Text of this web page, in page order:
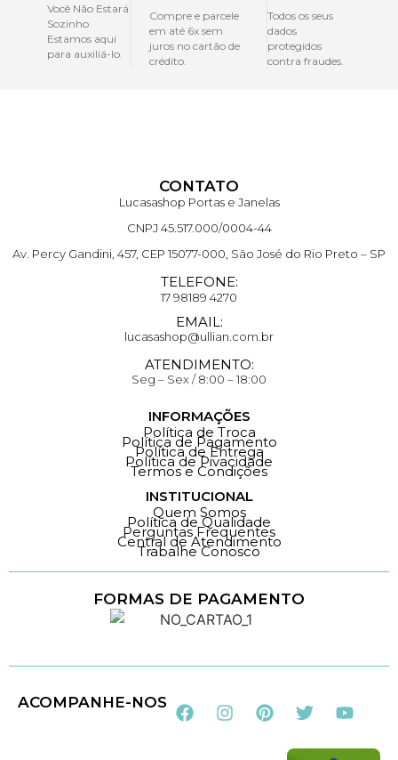
Você Não Estará
Sozinho
Estamos aqui
para auxiliá-lo.
Compre e parcele
em até 6x sem
juros no cartão de
crédito.
Todos os seus
dados
protegidos
contra fraudes.
CONTATO
Lucasashop Portas e Janelas
CNPJ 45.517.000/0004-44
Av. Percy Gandini, 457, CEP 15077-000, São José do Rio Preto – SP
TELEFONE:
17 98189 4270
EMAIL:
lucasashop@ullian.com.br
ATENDIMENTO:
Seg – Sex / 8:00 – 18:00
INFORMAÇÕES
Política de Troca
Política de Pagamento
Política de Entrega
Política de Pivacidade
Termos e Condições
INSTITUCIONAL
Quem Somos
Política de Qualidade
Perguntas Frequentes
Central de Atendimento
Trabalhe Conosco
FORMAS DE PAGAMENTO
ACOMPANHE-NOS